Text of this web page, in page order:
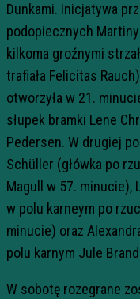
Dunkami. Inicjatywa
podopiecznych
kilkoma groźnymi
trafiała Felicitas
otworzyła w 21.
słupek bramki Lene
Pedersen. W drugiej
Schüller (główka po
Magull w 57. minucie),
w polu karneym po
minucie) oraz
polu karnym Jule
W sobotę rozegrane